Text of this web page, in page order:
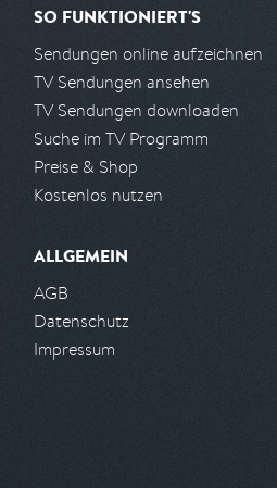
SO FUNKTIONIERT'S
Sendungen online aufzeichnen
TV Sendungen ansehen
TV Sendungen downloaden
Suche im TV Programm
Preise & Shop
Kostenlos nutzen
ALLGEMEIN
AGB
Datenschutz
Impressum